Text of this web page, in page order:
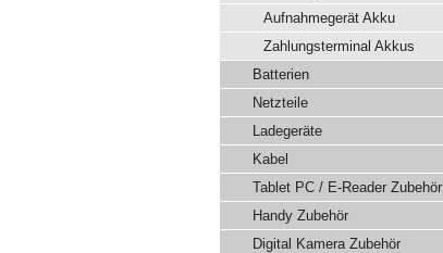
Aufnahmegerät Akku
Zahlungsterminal Akkus
Batterien
Netzteile
Ladegeräte
Kabel
Tablet PC / E-Reader Zubehör
Handy Zubehör
Digital Kamera Zubehör